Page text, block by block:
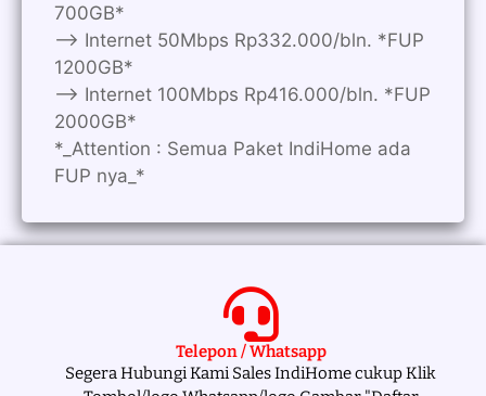
700GB*
—> Internet 50Mbps Rp332.000/bln. *FUP
1200GB*
—> Internet 100Mbps Rp416.000/bln. *FUP
2000GB*
*_Attention : Semua Paket IndiHome ada
FUP nya_*
Telepon / Whatsapp
Segera Hubungi Kami Sales IndiHome cukup Klik